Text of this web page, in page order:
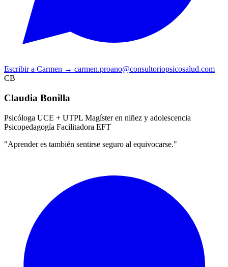
Escribir a Carmen → carmen.proano@consultoriopsicosalud.com
CB
Claudia Bonilla
Psicóloga UCE + UTPL Magíster en niñez y adolescencia
Psicopedagogía Facilitadora EFT
"Aprender es también sentirse seguro al equivocarse."